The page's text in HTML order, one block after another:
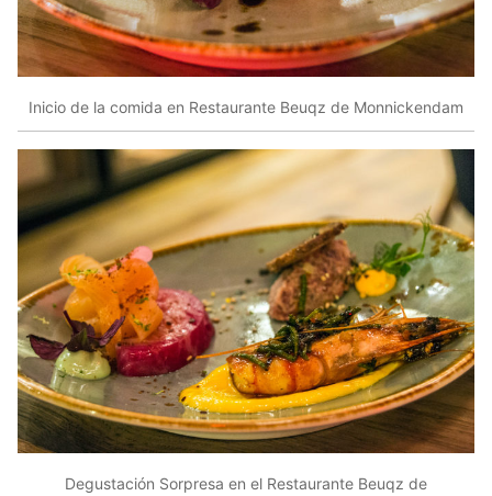
Inicio de la comida en Restaurante Beuqz de Monnickendam
Degustación Sorpresa en el Restaurante Beuqz de